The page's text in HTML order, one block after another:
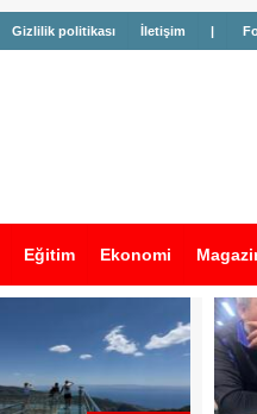
Gizlilik politikası İletişim |
Eğitim Ekonomi